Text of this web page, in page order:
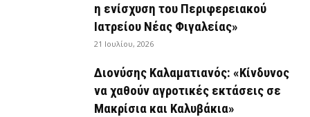
η ενίσχυση του Περιφερειακού
Ιατρείου Νέας Φιγαλείας»
21 Ιουλίου, 2026
Διονύσης Καλαματιανός: «Κίνδυνος
να χαθούν αγροτικές εκτάσεις σε
Μακρίσια και Καλυβάκια»